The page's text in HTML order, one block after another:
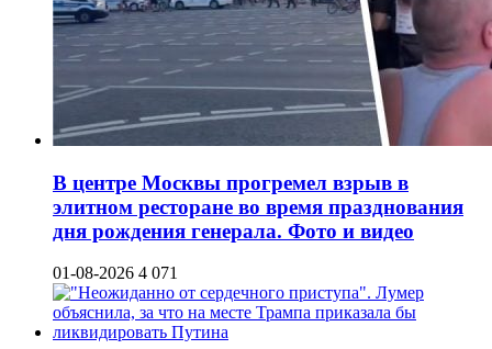
В центре Москвы прогремел взрыв в
элитном ресторане во время празднования
дня рождения генерала. Фото и видео
01-08-2026 4 071